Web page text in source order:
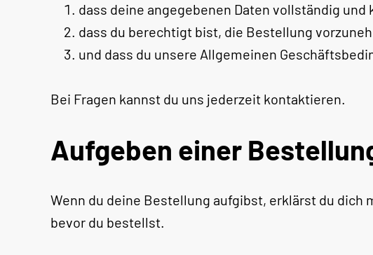
dass deine angegebenen Daten vollständig und
dass du berechtigt bist, die Bestellung
und dass du unsere Allgemeinen
Bei Fragen kannst du uns jederzeit kontaktieren.
Aufgeben einer
Wenn du deine Bestellung aufgibst, erklärst du dich
bevor du bestellst.